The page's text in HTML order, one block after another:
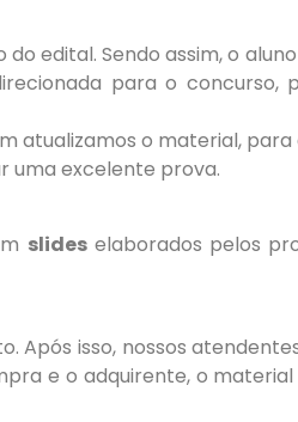
edital. Sendo assim, o
para o concurso,
atualizamos o material, para
uma excelente prova.
slideselaborados pelos
Após isso, nossos
e o adquirente, o